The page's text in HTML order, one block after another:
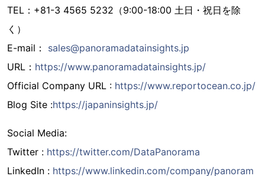
TEL：+81-3 4565 5232（9:00-18:00 土日・祝日を除
く）
E-mail： sales@panoramadatainsights.jp
URL： https://www.panoramadatainsights.jp/
Official Company URL : https://www.reportocean.co.jp/
Blog Site :https://japaninsights.jp/
Social Media:
Twitter : https://twitter.com/DataPanorama
LinkedIn : https://www.linkedin.com/company/panoram